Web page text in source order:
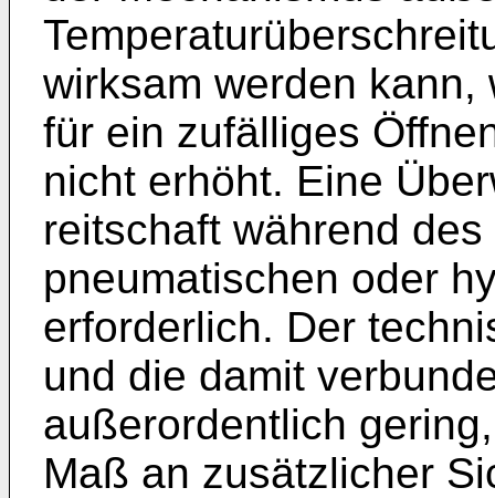
wirksam werden
für ein zufälliges
nicht erhöht. Eine
reitschaft während
pneumatischen oder
erforderlich. Der
und die damit
außerordentlich
Maß an zusätzlicher